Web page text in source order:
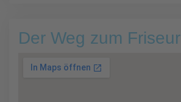
Der Weg zum Friseur